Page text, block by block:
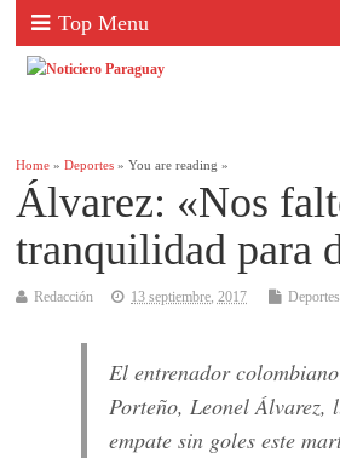
Top Menu
Home »Deportes » You are reading »
Álvarez: «Nos
tranquilidad para
Redacción 13 septiembre, 2017 Deportes
El entrenador
Porteño, Leonel Álvarez,
empate sin goles este